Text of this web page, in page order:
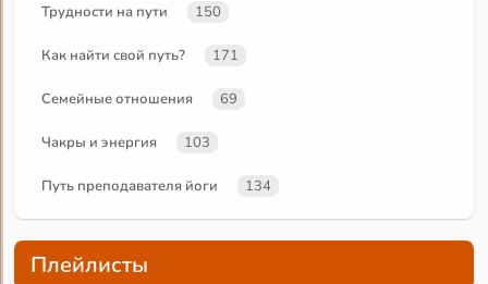
Трудности на пути 150
Как найти свой путь? 171
Семейные отношения 69
Чакры и энергия 103
Путь преподавателя йоги 134
Плейлисты